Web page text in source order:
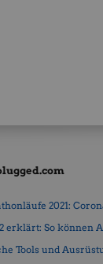
2021:
erklärt: So können
Tools und